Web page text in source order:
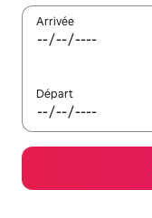
Arrivée
Départ